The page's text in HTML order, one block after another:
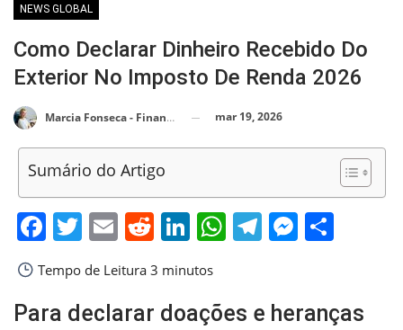
NEWS GLOBAL
Como Declarar Dinheiro Recebido Do
Exterior No Imposto De Renda 2026
Marcia Fonseca - Financial Consultant mar 19, 2026
Sumário do Artigo
Facebook
Twitter
EmailReddit
LinkedIn
WhatsApp
Telegram
Tempo de Leitura 3 minutos
Para declarar doações e heranças